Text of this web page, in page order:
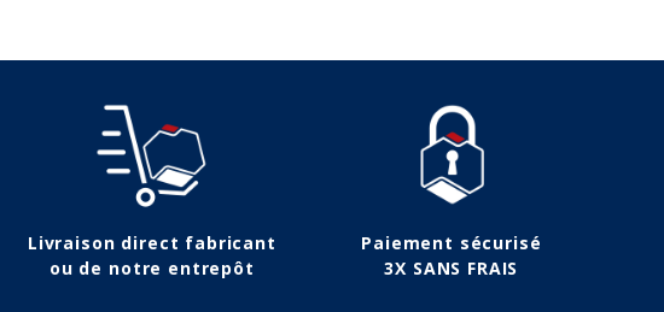
Livraison direct fabricant
ou de notre entrepôt
Paiement sécurisé
3X SANS FRAIS